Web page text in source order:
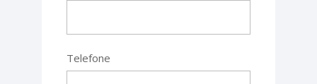
Telefone